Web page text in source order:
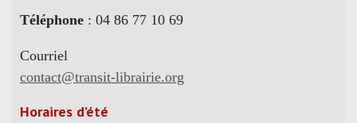
Téléphone : 04 86 77 10 69
Courriel
contact@transit-librairie.org
Horaires d’été